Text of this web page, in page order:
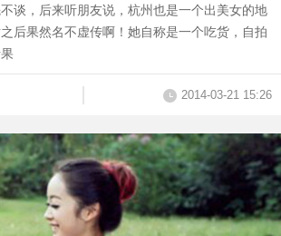
谈，后来听朋友说，杭州也是一个出美女的地
后果然名不虚传啊！她自称是一个吃货，自拍
2014-03-21 15:26